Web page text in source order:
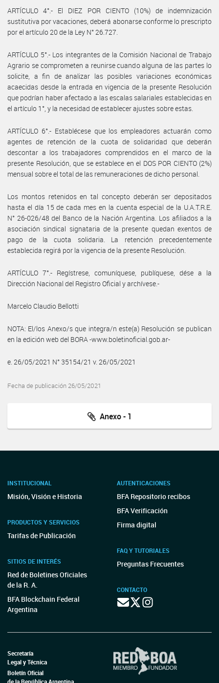
ARTÍCULO 4°.- El DIEZ POR CIENTO (10%) de indemnización
sustitutiva por vacaciones, deberá abonarse conforme lo prescripto
por el artículo 20 de la Ley N° 26.727.
ARTÍCULO 5°.- Los integrantes de la Comisión Nacional de Trabajo
Agrario se comprometen a reunirse cuando alguna de las partes lo
solicite, a fin de analizar las posibles variaciones económicas
acaecidas desde la entrada en vigencia de la presente Resolución
que podrían haber afectado a las escalas salariales establecidas en
el artículo 1°, y la necesidad de establecer ajustes sobre estas.
ARTÍCULO 6°.- Establécese que los empleadores actuarán como
agentes de retención de la cuota de solidaridad que deberán
descontar a los trabajadores comprendidos en el marco de la
presente Resolución, que se establece en el DOS POR CIENTO (2%)
mensual sobre el total de las remuneraciones de dicho personal.
Los montos retenidos en tal concepto deberán ser depositados
hasta el día 15 de cada mes en la cuenta especial de la U.A.T.R.E.
N° 26-026/48 del Banco de la Nación Argentina. Los afiliados a la
asociación sindical signataria de la presente quedan exentos de
pago de la cuota solidaria. La retención precedentemente
establecida regirá por la vigencia de la presente Resolución.
ARTÍCULO 7°.- Regístrese, comuníquese, publíquese, dése a la
Dirección Nacional del Registro Oficial y archívese.-
Marcelo Claudio Bellotti
NOTA: El/los Anexo/s que integra/n este(a) Resolución se publican
en la edición web del BORA -www.boletinoficial.gob.ar-
e. 26/05/2021 N° 35154/21 v. 26/05/2021
Fecha de publicación 26/05/2021
Anexo - 1
INSTITUCIONAL
Misión, Visión e Historia
PRODUCTOS Y SERVICIOS
Tarifas de Publicación
SITIOS DE INTERÉS
Red de Boletines Oficiales
de la R. A.
BFA Blockchain Federal
Argentina
AUTENTICACIONES
BFA Repositorio recibos
BFA Verificación
Firma digital
FAQ Y TUTORIALES
Preguntas Frecuentes
CONTACTO
Secretaría
Legal y Técnica
Boletín Oficial
de la República Argentina